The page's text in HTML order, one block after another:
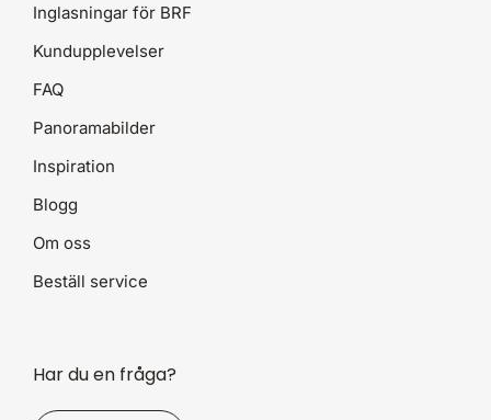
Inglasningar för BRF
Kundupplevelser
FAQ
Panoramabilder
Inspiration
Blogg
Om oss
Beställ service
Har du en fråga?